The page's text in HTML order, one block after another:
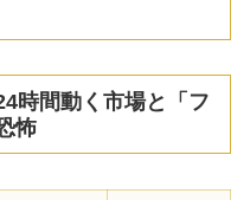
時間動く市場と「フ
怖